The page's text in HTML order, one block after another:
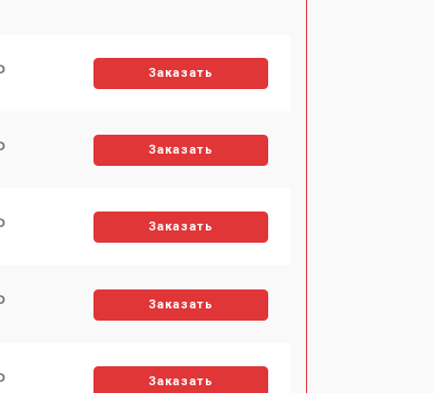
Заказать
Заказать
Заказать
Заказать
Заказать